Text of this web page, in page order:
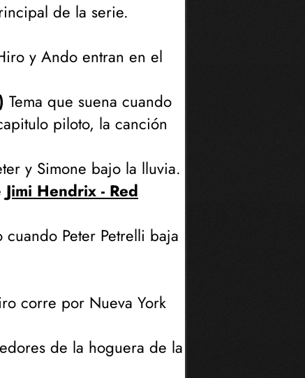
de la serie.
y Ando entran en el
Tema que suena cuando
piloto, la canción
y Simone bajo la lluvia.
Jimi Hendrix - Red
Peter Petrelli baja
corre por Nueva York
de la hoguera de la